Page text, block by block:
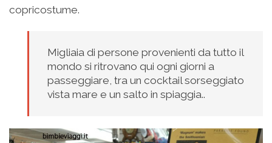
copricostume.
Migliaia di persone provenienti da tutto il
mondo si ritrovano qui ogni giorni a
passeggiare, tra un cocktail sorseggiato
vista mare e un salto in spiaggia..